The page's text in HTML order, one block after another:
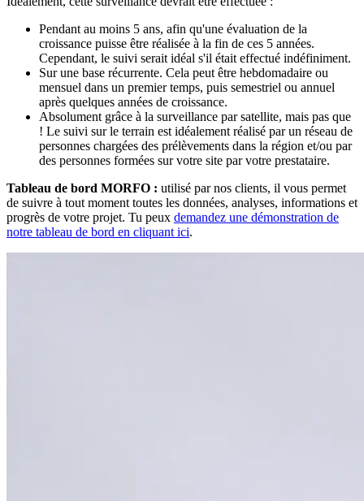
Pendant au moins 5 ans, afin qu'une évaluation de la
croissance puisse être réalisée à la fin de ces 5 années.
Cependant, le suivi serait idéal s'il était effectué indéfiniment.
Sur une base récurrente. Cela peut être hebdomadaire ou
mensuel dans un premier temps, puis semestriel ou annuel
après quelques années de croissance.
Absolument grâce à la surveillance par satellite, mais pas que
! Le suivi sur le terrain est idéalement réalisé par un réseau de
personnes chargées des prélèvements dans la région et/ou par
des personnes formées sur votre site par votre prestataire.
Tableau de bord MORFO : utilisé par nos clients, il vous permet
de suivre à tout moment toutes les données, analyses, informations et
progrès de votre projet. Tu peux demandez une démonstration de
notre tableau de bord en cliquant ici.